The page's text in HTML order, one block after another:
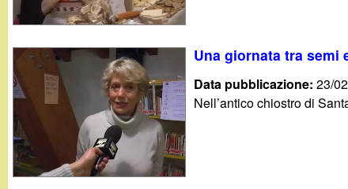
Una giornata tra semi
Data pubblicazione:23/
Nell’antico chiostro di